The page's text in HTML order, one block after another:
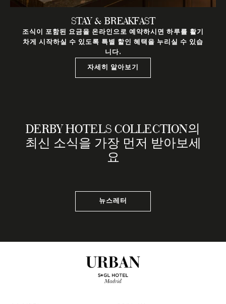
STAY & BREAKFAST
조식이 포함된 요금을 온라인으로 예약하시면 하루를 활기
차게 시작하실 수 있도록 특별 할인 혜택을 누리실 수 있습
니다.
자세히 알아보기
DERBY HOTELS COLLECTION의
최신 소식을 가장 먼저 받아보세
요
뉴스레터